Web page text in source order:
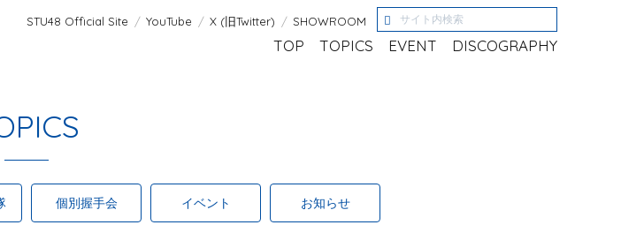
TOP TOPICS EVENT DISCOGRAPHY
STU48 Official Site YouTube X (旧Twitter) SHOWROOM
個別握手会 イベント お知らせ